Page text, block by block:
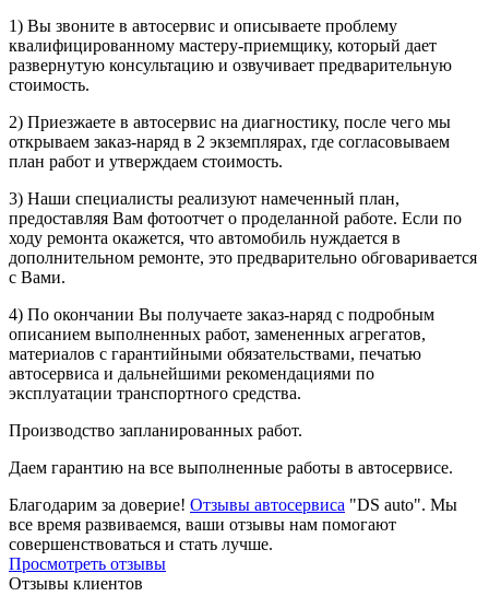
1) Вы звоните в автосервис и описываете проблему
квалифицированному мастеру-приемщику, который дает
развернутую консультацию и озвучивает предварительную
стоимость.
2) Приезжаете в автосервис на диагностику, после чего мы
открываем заказ-наряд в 2 экземплярах, где согласовываем
план работ и утверждаем стоимость.
3) Наши специалисты реализуют намеченный план,
предоставляя Вам фотоотчет о проделанной работе. Если по
ходу ремонта окажется, что автомобиль нуждается в
дополнительном ремонте, это предварительно обговаривается
с Вами.
4) По окончании Вы получаете заказ-наряд с подробным
описанием выполненных работ, замененных агрегатов,
материалов с гарантийными обязательствами, печатью
автосервиса и дальнейшими рекомендациями по
эксплуатации транспортного средства.
Производство запланированных работ.
Даем гарантию на все выполненные работы в автосервисе.
Благодарим за доверие! Отзывы автосервиса "DS auto". Мы
все время развиваемся, ваши отзывы нам помогают
совершенствоваться и стать лучше.
Просмотреть отзывы
Отзывы клиентов